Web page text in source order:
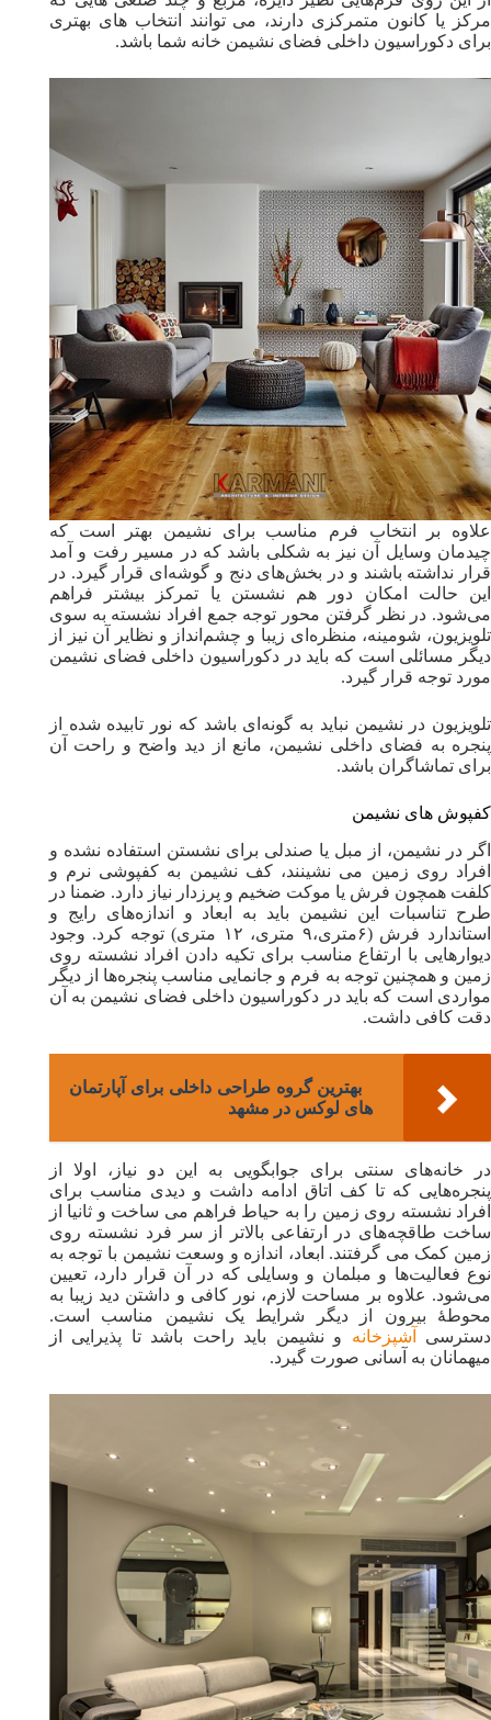
مرکز یا کانون متمرکزی دارند، می توانند انتخاب های بهتری
برای دکوراسیون داخلی فضای نشیمن خانه شما باشد.
علاوه بر انتخاب فرم مناسب برای نشیمن بهتر است که
چیدمان وسایل آن نیز به شکلی باشد که در مسیر رفت و آمد
قرار نداشته باشند و در بخش‌های دنج و گوشه‌ای قرار گیرد. در
این حالت امکان دور هم نشستن یا تمرکز بیشتر فراهم
می‌شود. در نظر گرفتن محور توجه جمع افراد نشسته به سوی
تلویزیون، شومینه، منظره‌ای زیبا و چشم‌انداز و نظایر آن نیز از
دیگر مسائلی است که باید در دکوراسیون داخلی فضای نشیمن
مورد توجه قرار گیرد.
تلویزیون در نشیمن نباید به گونه‌ای باشد که نور تابیده شده از
پنجره به فضای داخلی نشیمن، مانع از دید واضح و راحت آن
برای تماشاگران باشد.
کفپوش های نشیمن
اگر در نشیمن، از مبل یا صندلی برای نشستن استفاده نشده و
افراد روی زمین می نشینند، کف نشیمن به کفپوشی نرم و
کلفت همچون فرش یا موکت ضخیم و پرزدار نیاز دارد. ضمنا در
طرح تناسبات این نشیمن باید به ابعاد و اندازه‌های رایج و
استاندارد فرش (۶متری،۹ متری، ۱۲ متری) توجه کرد. وجود
دیوارهایی با ارتفاع مناسب برای تکیه دادن افراد نشسته روی
زمین و همچنین توجه به فرم و جانمایی مناسب پنجره‌ها از دیگر
مواردی است که باید در دکوراسیون داخلی فضای نشیمن به آن
دقت کافی داشت.
بهترین گروه طراحی داخلی برای آپارتمان
های لوکس در مشهد
در خانه‌های سنتی برای جوابگویی به این دو نیاز، اولا از
پنجره‌هایی که تا کف اتاق ادامه داشت و دیدی مناسب برای
افراد نشسته روی زمین را به حیاط فراهم می ساخت و ثانیا از
ساخت طاقچه‌های در ارتفاعی بالاتر از سر فرد نشسته روی
زمین کمک می گرفتند. ابعاد، اندازه و وسعت نشیمن با توجه به
نوع فعالیت‌ها و مبلمان و وسایلی که در آن قرار دارد، تعیین
می‌شود. علاوه بر مساحت لازم، نور کافی و داشتن دید زیبا به
محوطهٔ بیرون از دیگر شرایط یک نشیمن مناسب است.
دسترسی
آشپزخانه و نشیمن باید راحت باشد تا پذیرایی از
میهمانان به آسانی صورت گیرد.